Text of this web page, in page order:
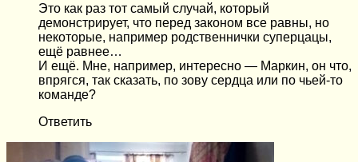
Это как раз тот самый случай, который
демонстрирует, что перед законом все равны, но
некоторые, например родственнички суперцацы,
ещё равнее…
И ещё. Мне, например, интересно — Маркин, он что,
впрягся, так сказать, по зову сердца или по чьей-то
команде?
Ответить